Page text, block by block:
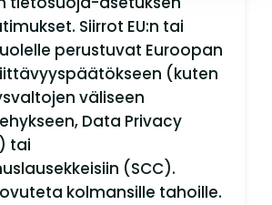
Siirrot EU:n tai
perustuvat Euroopan
(kuten
väliseen
Data Privacy
tai
(SCC).
kolmansille tahoille.